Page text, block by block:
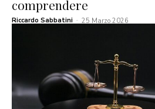
comprendere
Riccardo Sabbatini - 25 Marzo 2026